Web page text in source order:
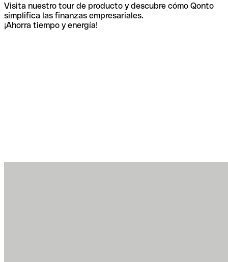
Visita nuestro tour de producto y descubre cómo Qonto
simplifica las finanzas empresariales.
¡Ahorra tiempo y energía!